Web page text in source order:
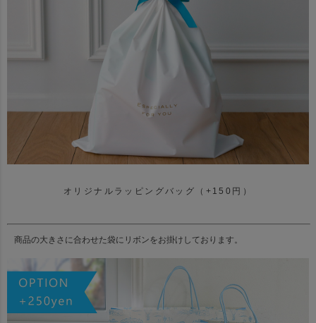
オリジナルラッピングバッグ（+150円）
商品の大きさに合わせた袋にリボンをお掛けしております。